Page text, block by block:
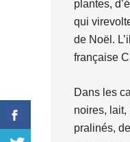
plantes,
qui
de Noël.
française
Dans les
noires,
pralinés,